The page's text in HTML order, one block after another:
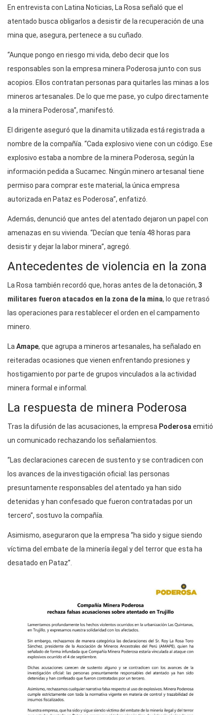
En entrevista con Latina Noticias, La Rosa señaló que el
atentado busca obligarlos a desistir de la recuperación de una
mina que, asegura, pertenece a su cuñado.
“Aunque pongo en riesgo mi vida, debo decir que los
responsables son la empresa minera Poderosa junto con sus
acopios. Ellos contratan personas para quitarles las minas a los
mineros artesanales. De lo que me pase, yo culpo directamente
a la minera Poderosa”, manifestó.
El dirigente aseguró que la dinamita utilizada está registrada a
nombre de la compañía. “Cada explosivo viene con un código. Ese
explosivo estaba a nombre de la minera Poderosa, según la
información pedida a Sucamec. Ningún minero artesanal tiene
permiso para comprar este material, la única empresa
autorizada en Pataz es Poderosa”, enfatizó.
Además, denunció que antes del atentado dejaron un papel con
amenazas en su vivienda. “Decían que tenía 48 horas para
desistir y dejar la labor minera”, agregó.
Antecedentes de violencia en la zona
La Rosa también recordó que, horas antes de la detonación, 3
militares fueron atacados en la zona de la mina, lo que retrasó
las operaciones para restablecer el orden en el campamento
minero.
La Amape, que agrupa a mineros artesanales, ha señalado en
reiteradas ocasiones que vienen enfrentando presiones y
hostigamiento por parte de grupos vinculados a la actividad
minera formal e informal.
La respuesta de minera Poderosa
Tras la difusión de las acusaciones, la empresa Poderosa emitió
un comunicado rechazando los señalamientos.
“Las declaraciones carecen de sustento y se contradicen con
los avances de la investigación oficial: las personas
presuntamente responsables del atentado ya han sido
detenidas y han confesado que fueron contratadas por un
tercero”, sostuvo la compañía.
Asimismo, aseguraron que la empresa “ha sido y sigue siendo
víctima del embate de la minería ilegal y del terror que esta ha
desatado en Pataz”.